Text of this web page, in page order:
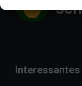
Interessantes